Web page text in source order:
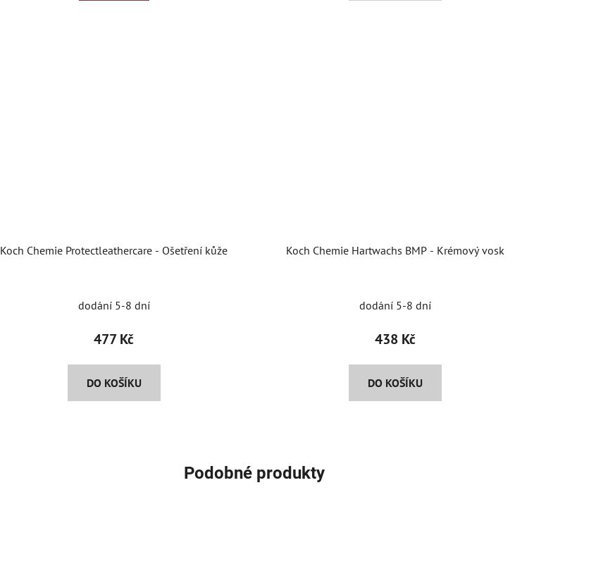
Koch Chemie Protectleathercare - Ošetření kůže
dodání 5-8 dní
477 Kč
DO KOŠÍKU
Koch Chemie Hartwachs BMP - Krémový vosk
dodání 5-8 dní
438 Kč
DO KOŠÍKU
Podobné produkty